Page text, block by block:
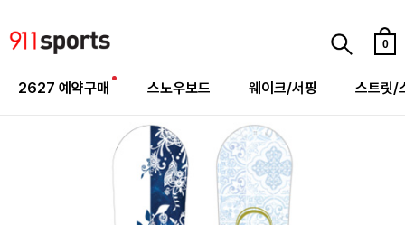
0
2627 예약구매 스노우보드 웨이크/서핑 스트릿/